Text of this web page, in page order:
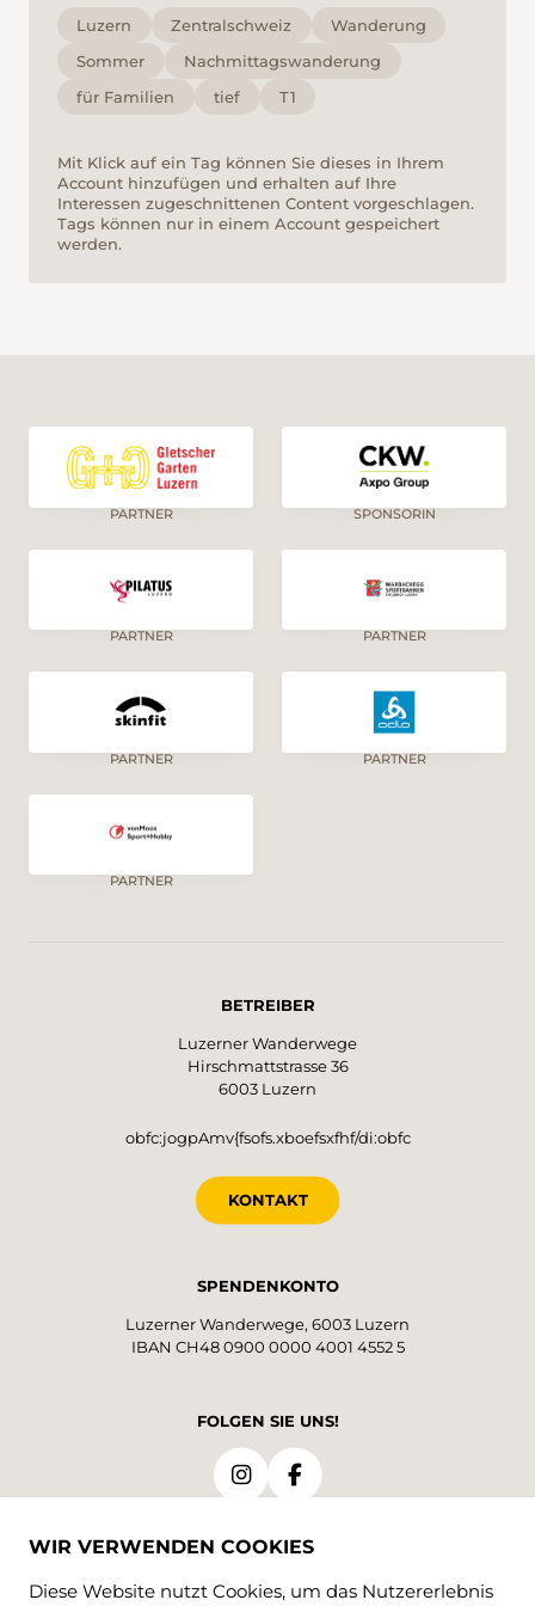
Jahrhundert eine Eremitensiedlung. Sie
Wanderwegen im erholsamen Wald und
geniessen die Sinneseindrücke von Alp, Flue
Luzern Zentralschweiz
Wanderung
Sommer
Nachmittagswanderung
für Familien
tief T1
Mit Klick auf ein Tag können Sie dieses in Ihrem
Account hinzufügen und erhalten auf Ihre
Interessen zugeschnittenen Content vorgeschlagen.
Tags können nur in einem Account gespeichert
werden.
PARTNER SPONSORIN
PARTNER PARTNER
PARTNER PARTNER
PARTNER
BETREIBER
Luzerner Wanderwege
Hirschmattstrasse 36
6003 Luzern
obfc:jogpAmv{fsofs.xboefsxfhf/di:obfc
KONTAKT
SPENDENKONTO
Luzerner Wanderwege, 6003 Luzern
IBAN CH48 0900 0000 4001 4552 5
FOLGEN SIE UNS!
WIR VERWENDEN COOKIES
Diese Website nutzt Cookies, um das Nutzererlebnis